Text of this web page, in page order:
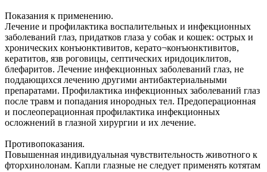
Показания к применению.
Лечение и профилактика воспалительных и инфекционных
заболеваний глаз, придатков глаза у собак и кошек: острых и
хронических конъюнктивитов, керато¬конъюнктивитов,
кератитов, язв роговицы, септических иридоциклитов,
блефаритов. Лечение инфекционных заболеваний глаз, не
поддающихся лечению другими антибактериальными
препаратами. Профилактика инфекционных заболеваний глаз
после травм и попадания инородных тел. Предоперационная
и послеоперационная профилактика инфекционных
осложнений в глазной хирургии и их лечение.
Противопоказания.
Повышенная индивидуальная чувствительность животного к
фторхинолонам. Капли глазные не следует применять котятам